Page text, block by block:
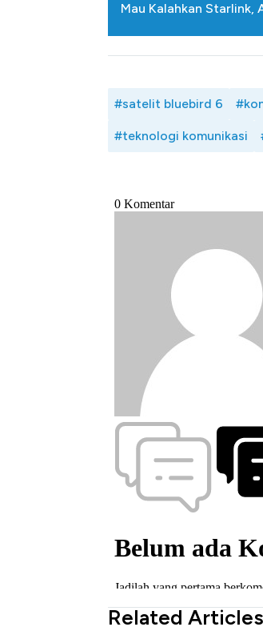
Mau Kalahkan Starlink,
#satelit bluebird 6
#teknologi komunikasi
Related Articles